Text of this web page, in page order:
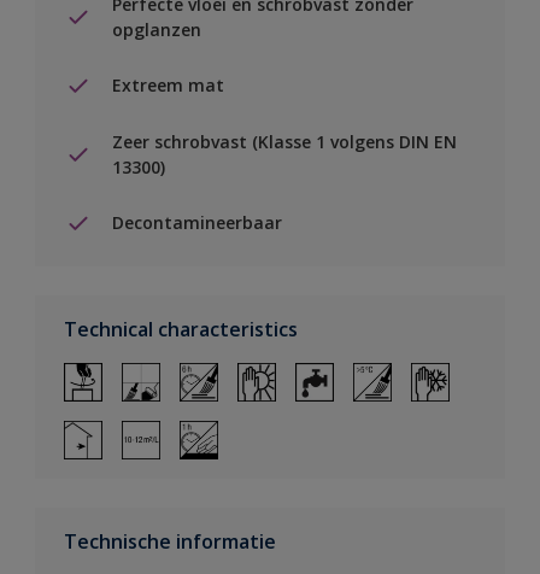
opglanzen
Extreem mat
Zeer schrobvast (Klasse 1 volgens DIN EN
13300)
Decontamineerbaar
Technical characteristics
Technische informatie